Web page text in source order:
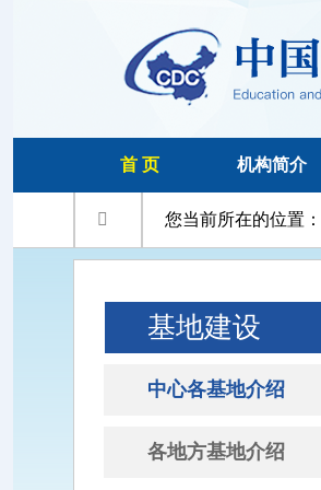
首 页 机构简介
 您当前所在的位置：
基地建设
中心各基地介绍
各地方基地介绍